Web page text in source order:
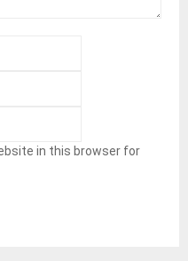
in this browser for